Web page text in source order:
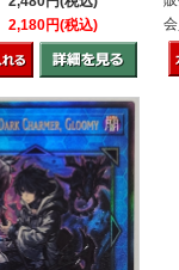
2,180円(税込)